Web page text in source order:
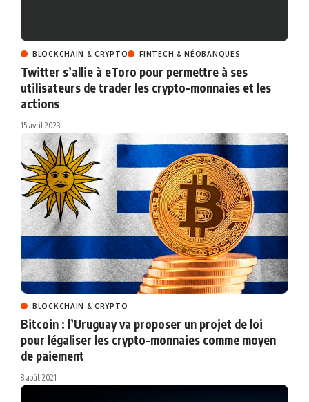
BLOCKCHAIN & CRYPTO FINTECH & NÉOBANQUES
Twitter s’allie à eToro pour permettre à ses
utilisateurs de trader les crypto-monnaies et les
actions
15 avril 2023
BLOCKCHAIN & CRYPTO
Bitcoin : l’Uruguay va proposer un projet de loi
pour légaliser les crypto-monnaies comme moyen
de paiement
8 août 2021